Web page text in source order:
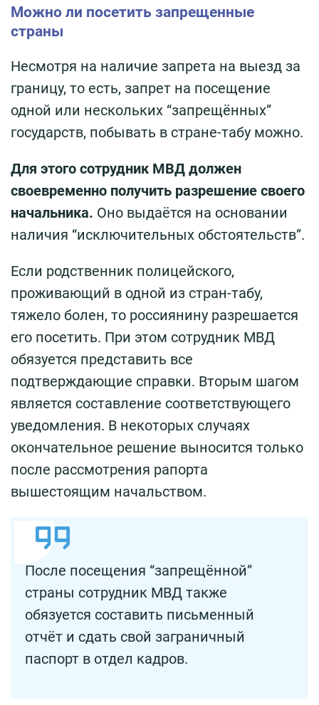
Можно ли посетить запрещенные
страны
Несмотря на наличие запрета на выезд за
границу, то есть, запрет на посещение
одной или нескольких “запрещённых”
государств, побывать в стране-табу можно.
Для этого сотрудник МВД должен
своевременно получить разрешение своего
начальника. Оно выдаётся на основании
наличия “исключительных обстоятельств”.
Если родственник полицейского,
проживающий в одной из стран-табу,
тяжело болен, то россиянину разрешается
его посетить. При этом сотрудник МВД
обязуется представить все
подтверждающие справки. Вторым шагом
является составление соответствующего
уведомления. В некоторых случаях
окончательное решение выносится только
после рассмотрения рапорта
вышестоящим начальством.
После посещения “запрещённой”
страны сотрудник МВД также
обязуется составить письменный
отчёт и сдать свой заграничный
паспорт в отдел кадров.